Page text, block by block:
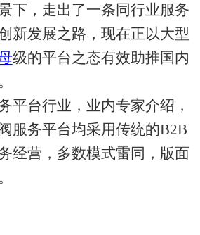
下，走出了一条同行业服务
新发展之路，现在正以大型
级的平台之态有效助推国内
平台行业，业内专家介绍，
服务平台均采用传统的B2B
经营，多数模式雷同，版面